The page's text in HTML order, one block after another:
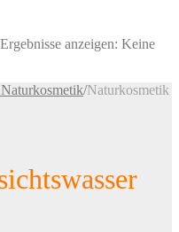
anzeigen: Keine
/Naturkosmetik